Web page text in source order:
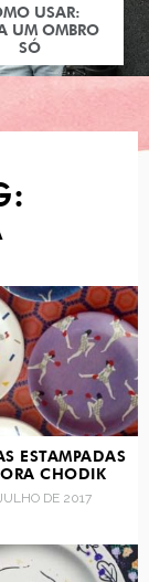
USAR:
UM OMBRO
SÓ
ESTAMPADAS
CHODIK
DE 2017